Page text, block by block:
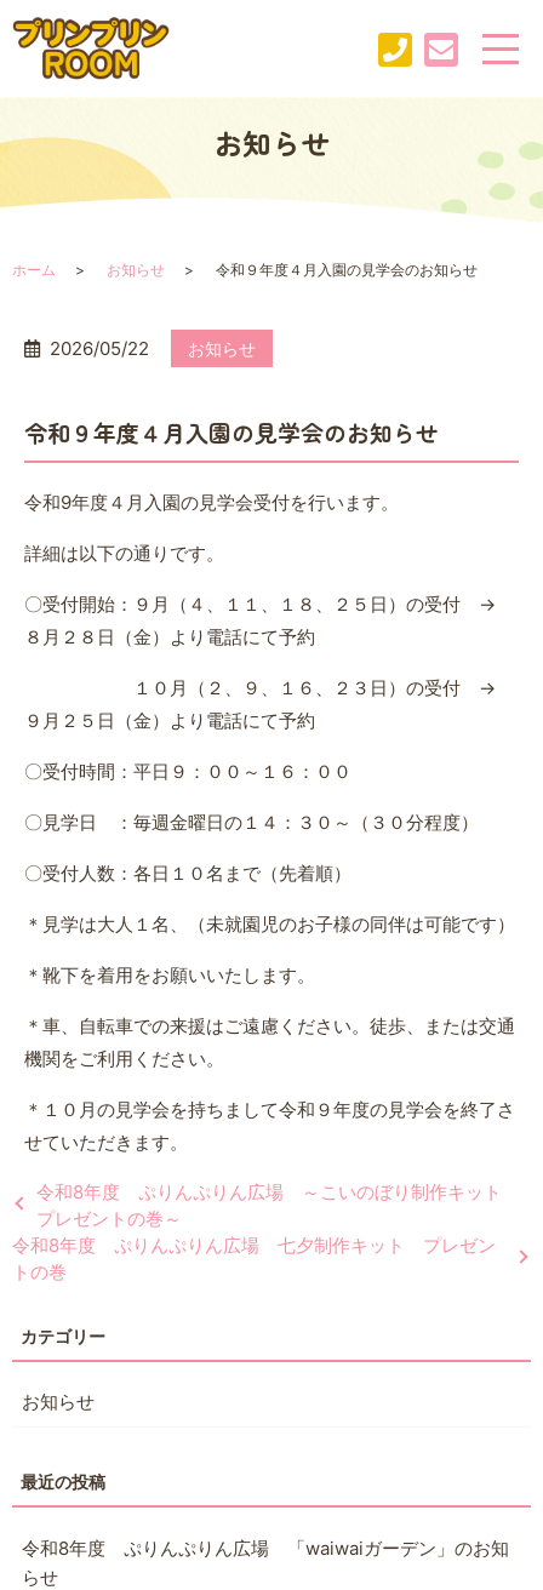
お知らせ
ホーム お知らせ 令和９年度４月入園の見学会のお知らせ
2026/05/22 お知らせ
令和９年度４月入園の見学会のお知らせ
令和9年度４月入園の見学会受付を行います。
詳細は以下の通りです。
〇受付開始：９月（４、１１、１８、２５日）の受付 →
８月２８日（金）より電話にて予約
１０月（２、９、１６、２３日）の受付 →
９月２５日（金）より電話にて予約
〇受付時間：平日９：００～１６：００
〇見学日 ：毎週金曜日の１４：３０～（３０分程度）
〇受付人数：各日１０名まで（先着順）
＊見学は大人１名、（未就園児のお子様の同伴は可能です）
＊靴下を着用をお願いいたします。
＊車、自転車での来援はご遠慮ください。徒歩、または交通
機関をご利用ください。
＊１０月の見学会を持ちまして令和９年度の見学会を終了さ
せていただきます。
令和8年度 ぷりんぷりん広場 ～こいのぼり制作キット
プレゼントの巻～
令和8年度 ぷりんぷりん広場 七夕制作キット プレゼン
トの巻
お知らせ
令和8年度 ぷりんぷりん広場 「waiwaiガーデン」のお知
らせ